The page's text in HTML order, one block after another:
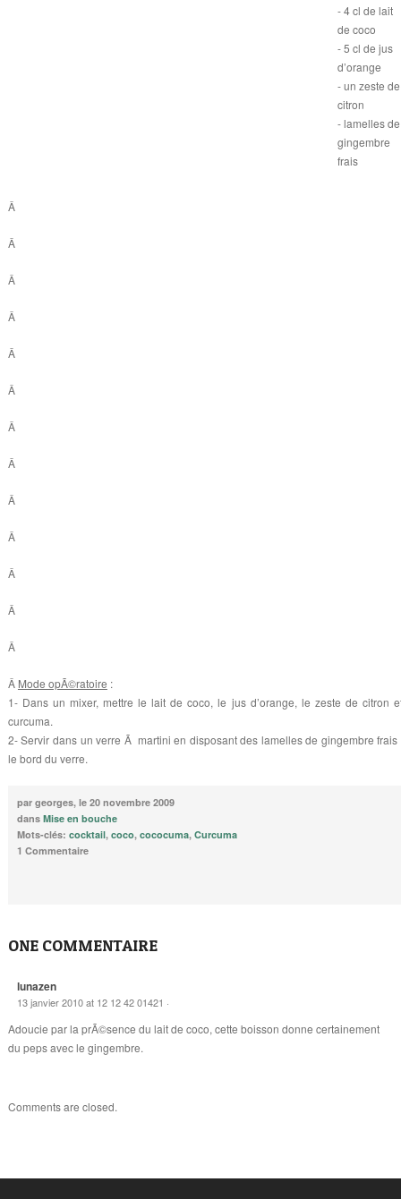
- 4 cl de lait
de coco
- 5 cl de jus
d’orange
- un zeste de
citron
- lamelles de
gingembre
frais
Â
Â
Â
Â
Â
Â
Â
Â
Â
Â
Â
Â
Â
Â Mode opÃ©ratoire :
1- Dans un mixer, mettre le lait de coco, le jus d’orange, le zeste de citron
curcuma.
2- Servir dans un verre Ã martini en disposant des lamelles de gingembre frais
le bord du verre.
par georges, le 20 novembre 2009
dans Mise en bouche
Mots-clés: cocktail, coco, cococuma, Curcuma
1 Commentaire
ONE COMMENTAIRE
lunazen
13 janvier 2010 at 12 12 42 01421 ·
Adoucie par la prÃ©sence du lait de coco, cette boisson donne certainement
du peps avec le gingembre.
Comments are closed.